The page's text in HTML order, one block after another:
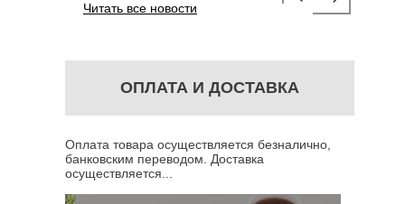
Читать все новости
ОПЛАТА И ДОСТАВКА
Оплата товара осуществляется безналично,
банковским переводом. Доставка
осуществляется...